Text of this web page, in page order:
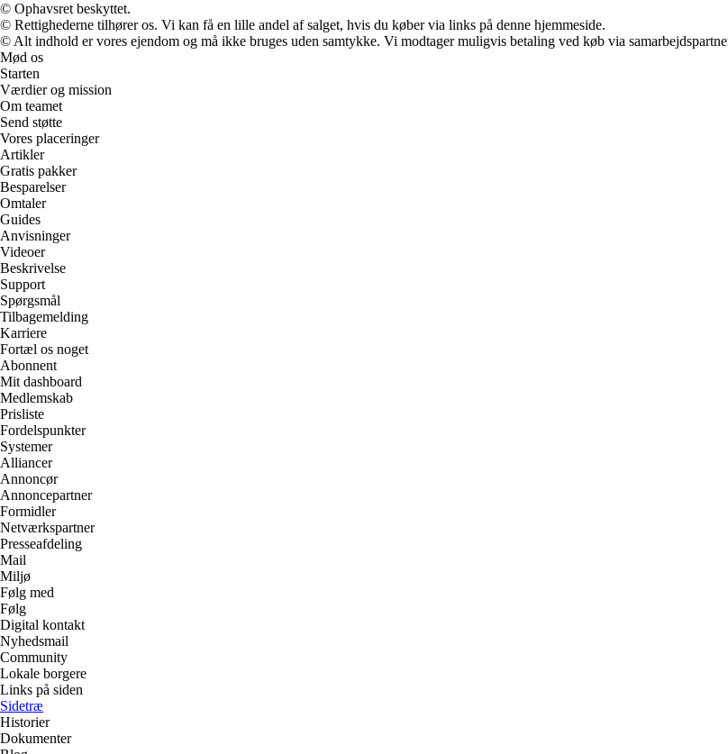
© Ophavsret beskyttet.
© Rettighederne tilhører os. Vi kan få en lille andel af salget, hvis du køber via links på denne hjemmeside.
© Alt indhold er vores ejendom og må ikke bruges uden samtykke. Vi modtager muligvis betaling ved køb via
Mød os
Starten
Værdier og mission
Om teamet
Send støtte
Vores placeringer
Artikler
Gratis pakker
Besparelser
Omtaler
Guides
Anvisninger
Videoer
Beskrivelse
Support
Spørgsmål
Tilbagemelding
Karriere
Fortæl os noget
Abonnent
Mit dashboard
Medlemskab
Prisliste
Fordelspunkter
Systemer
Alliancer
Annoncør
Annoncepartner
Formidler
Netværkspartner
Presseafdeling
Mail
Miljø
Følg med
Følg
Digital kontakt
Nyhedsmail
Community
Lokale borgere
Links på siden
Sidetræ
Historier
Dokumenter